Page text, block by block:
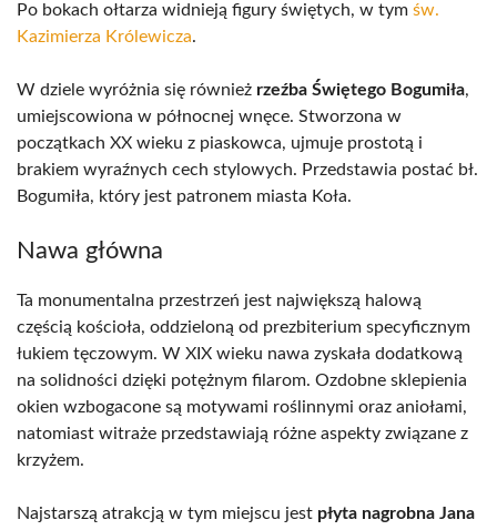
Po bokach ołtarza widnieją figury świętych, w tym św.
Kazimierza Królewicza.
W dziele wyróżnia się również rzeźba Świętego Bogumiła,
umiejscowiona w północnej wnęce. Stworzona w
początkach XX wieku z piaskowca, ujmuje prostotą i
brakiem wyraźnych cech stylowych. Przedstawia postać bł.
Bogumiła, który jest patronem miasta Koła.
Nawa główna
Ta monumentalna przestrzeń jest największą halową
częścią kościoła, oddzieloną od prezbiterium specyficznym
łukiem tęczowym. W XIX wieku nawa zyskała dodatkową
na solidności dzięki potężnym filarom. Ozdobne sklepienia
okien wzbogacone są motywami roślinnymi oraz aniołami,
natomiast witraże przedstawiają różne aspekty związane z
krzyżem.
Najstarszą atrakcją w tym miejscu jest płyta nagrobna Jana